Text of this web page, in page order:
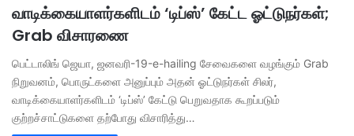
வாடிக்கையாளர்களிடம் ‘டிப்ஸ்’ கேட்ட ஓட்டுநர்கள்;
Grab விசாரணை
பெட்டாலிங் ஜெயா, ஜனவரி-19-e-hailing சேவைகளை வழங்கும் Grab
நிறுவனம், பொருட்களை அனுப்பும் அதன் ஓட்டுநர்கள் சிலர்,
வாடிக்கையாளர்களிடம் ‘டிப்ஸ்’ கேட்டு பெறுவதாக கூறப்படும்
குற்றச்சாட்டுகளை தற்போது விசாரித்து…